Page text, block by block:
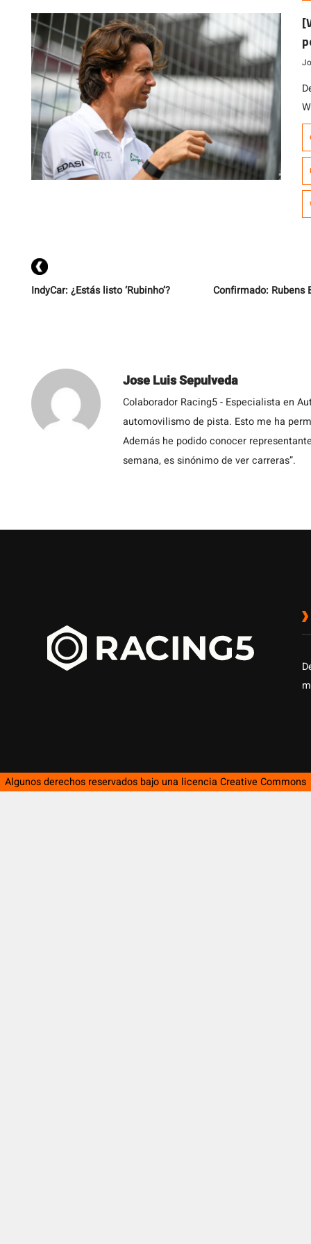
IndyCar: ¿Estás listo ‘Rubinho’? Confirmado:
Jose Luis Sepulveda
Colaborador Racing5 - Especialista en
automovilismo de pista. Esto me ha
Además he podido conocer
semana, es sinónimo de ver carreras”.
Algunos derechos reservados bajo una licencia Creative Commons